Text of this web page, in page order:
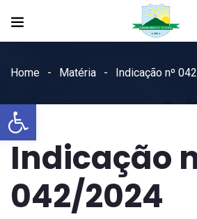
Open toolbar
Home Matéria Indicação nº
Indicação
042/2024